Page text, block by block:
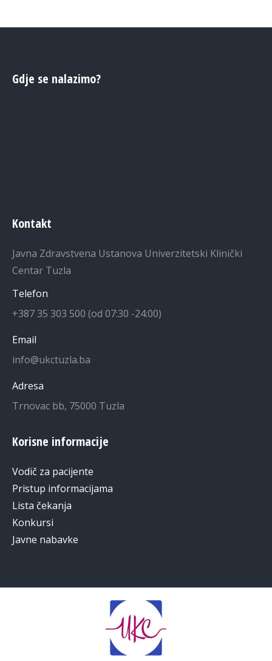
Gdje se nalazimo?
Kontakt
Javna Zdravstvena Ustanova Univerzitetski Klinički
Centar Tuzla
Telefon
+387 35 303 500 (od 07:30 -24:00)
Email
info@ukctuzla.ba
Adresa
Trnovac bb, 75000 Tuzla
Korisne informacije
Vodič za pacijente
Pristup informacijama
Lista čekanja
Konkursi
Javne nabavke